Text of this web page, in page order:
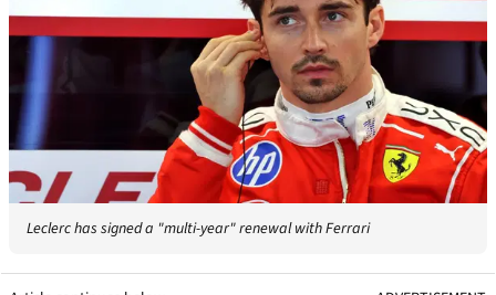
Leclerc has signed a "multi-year" renewal with Ferrari